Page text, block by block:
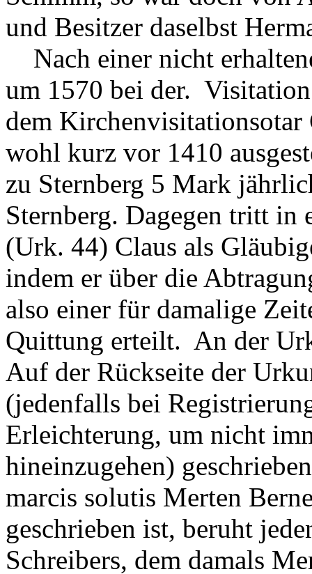
und Besitzer daselbst
Nach einer nicht
um 1570 bei der.
dem
wohl kurz vor 1410
zu Sternberg 5 Mark
Sternberg. Dagegen tritt
(Urk. 44) Claus als
indem er über die
also einer für damalige
Quittung erteilt. An der
Auf der Rückseite der
(jedenfalls bei
Erleichterung, um nicht
hineinzugehen)
marcis solutis Merten
geschrieben ist, beruht
Schreibers, dem damals